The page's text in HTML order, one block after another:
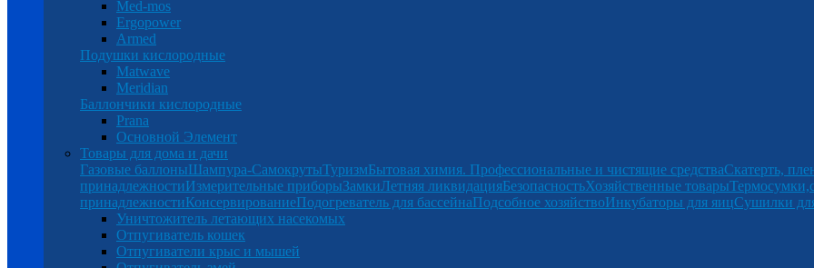
Med-mos
Ergopower
Armed
Подушки кислородные
Matwave
Meridian
Баллончики кислородные
Prana
Основной Элемент
Товары для дома и дачи
Газовые баллоныШампура-СамокрутыТуризмБытовая химия. Профессиональные и чистящие средстваСкатерть,
принадлежностиИзмерительные приборыЗамкиЛетняя ликвидацияБезопасностьХозяйственные товары
принадлежностиКонсервированиеПодогреватель для бассейнаПодсобное хозяйствоИнкубаторы для яицСушилки
Уничтожитель летающих насекомых
Отпугиватель кошек
Отпугиватели крыс и мышей